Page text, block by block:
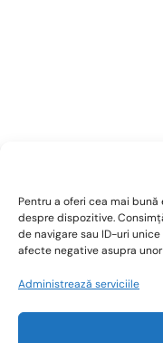
Pentru a oferi cea mai
despre dispozitive.
de navigare sau ID-uri
afecte negative asupra
Administrează serviciile